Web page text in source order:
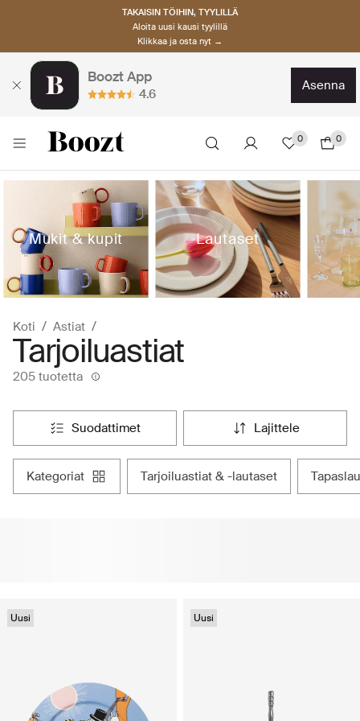
TAKAISIN TÖIHIN, TYYLILLÄ
Aloita uusi kausi tyylillä
Klikkaa ja osta nyt →
Boozt App
4.6
asenna
0 0
Mukit & kupit Lautaset
Koti Astiat
Tarjoiluastiat
205 tuotetta
suodattimet lajittele
kategoriat tarjoiluastiat & -lautaset
Uusi Uusi